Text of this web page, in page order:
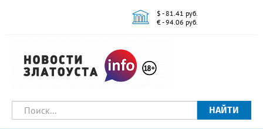
$ - 81.41 руб.
€ - 94.06 руб.
НАЙТИ